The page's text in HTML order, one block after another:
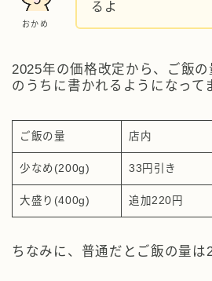
おかめ
るよ
2025年の価格改定から、ご飯
のうちに書かれるようになって
ご飯の量 店内
少なめ(200g) 33円引き
大盛り(400g) 追加220円
ちなみに、普通だとご飯の量は